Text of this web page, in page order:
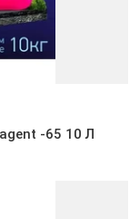
-65 10 Л